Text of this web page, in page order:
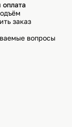
оплата
заказ
вопросы